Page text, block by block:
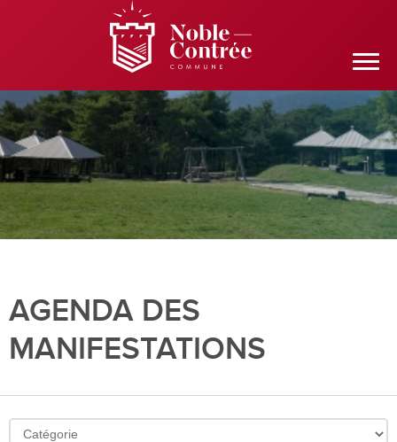
AGENDA DES
MANIFESTATIONS